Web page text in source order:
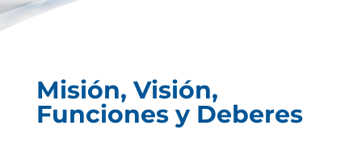
Misión, Visión,
Funciones y Deberes